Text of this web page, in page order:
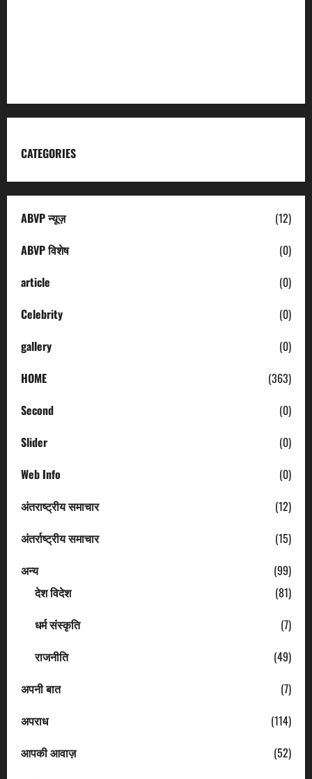
CATEGORIES
ABVP न्यूज़
(12)
ABVP विशेष
(0)
article
(0)
Celebrity
(0)
gallery
(0)
HOME
(363)
Second
(0)
Slider
(0)
Web Info
(0)
अंतराष्ट्रीय समाचार
(12)
अंतर्राष्ट्रीय समाचार
(15)
अन्य
(99)
देश विदेश
(81)
धर्म संस्कृति
(7)
राजनीति
(49)
अपनी बात
(7)
अपराध
(114)
आपकी आवाज़
(52)